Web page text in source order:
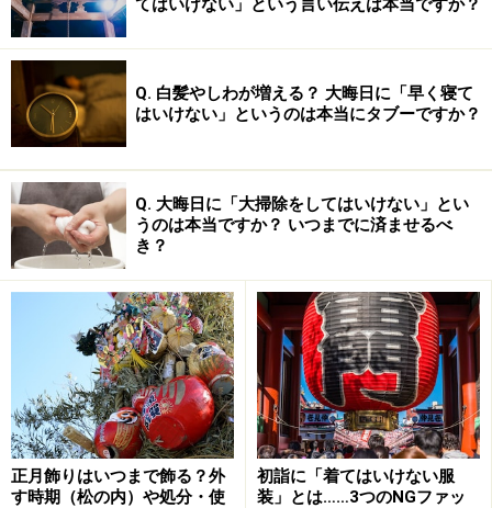
Q. 白髪やしわが増える？ 大晦日に「早く寝て
はいけない」というのは本当にタブーですか？
Q. 大晦日に「大掃除をしてはいけない」とい
うのは本当ですか？ いつまでに済ませるべ
き？
正月飾りはいつまで飾る？外
す時期（松の内）や処分・使
初詣に「着てはいけない服
装」とは……3つのNGファッ